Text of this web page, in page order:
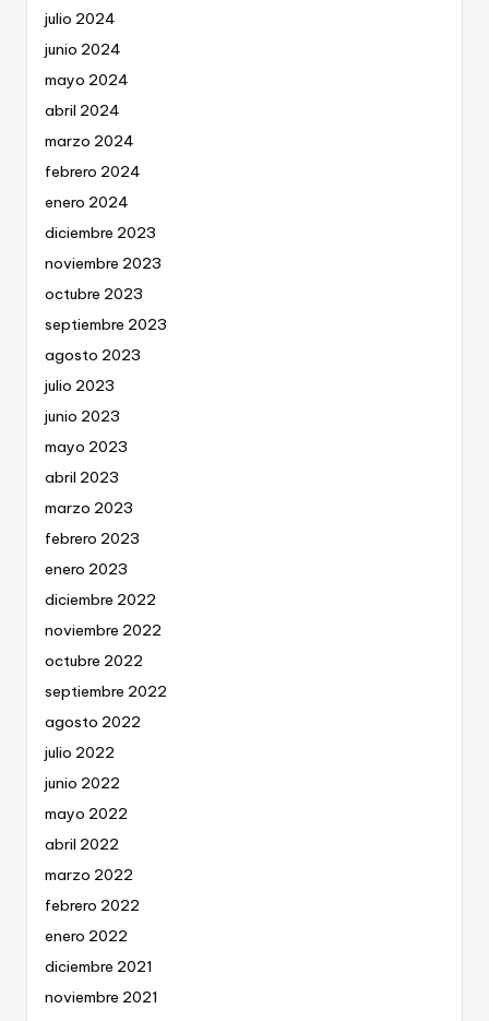
julio 2024
junio 2024
mayo 2024
abril 2024
marzo 2024
febrero 2024
enero 2024
diciembre 2023
noviembre 2023
octubre 2023
septiembre 2023
agosto 2023
julio 2023
junio 2023
mayo 2023
abril 2023
marzo 2023
febrero 2023
enero 2023
diciembre 2022
noviembre 2022
octubre 2022
septiembre 2022
agosto 2022
julio 2022
junio 2022
mayo 2022
abril 2022
marzo 2022
febrero 2022
enero 2022
diciembre 2021
noviembre 2021